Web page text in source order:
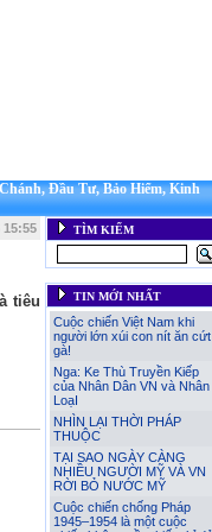
Đầu Tư, Bảo Hiểm, Kinh
15:55
tiêu
TÌM KIẾM
TIN MỚI NHẤT
Cuộc chiến Việt Nam khi
người lớn xúi con nít ăn cứt
gà!
Nga: Ke Thù Truyền Kiếp
của Nhân Dân VN và Nhân
LoạI
NHÌN LẠI THỜI PHÁP
THUỘC
TẠI SAO NGÀY CÀNG
NHIỀU NGƯỜI MỸ VÀ VN
RỜI BỎ NƯỚC MỸ
Cuộc chiến chống Pháp
1945–1954 là một cuộc